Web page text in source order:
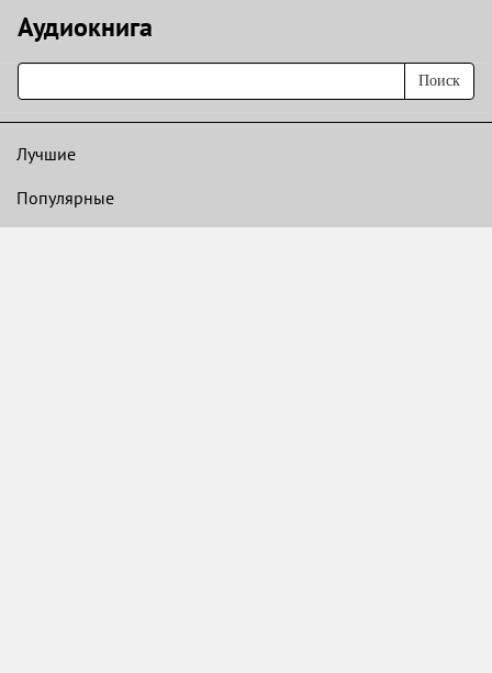
Аудиокнигa
Поиск
Лучшие
Популярные